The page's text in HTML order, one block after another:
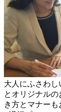
大人にふさわ
とオリジナル
き方とマナーも